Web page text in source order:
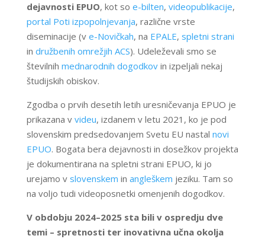
dejavnosti EPUO, kot so e-bilten, videopublikacije,
portal Poti izpopolnjevanja, različne vrste
diseminacije (v e-Novičkah, na EPALE, spletni strani
in družbenih omrežjih ACS). Udeleževali smo se
številnih mednarodnih dogodkovin izpeljali nekaj
študijskih obiskov.
Zgodba o prvih desetih letih uresničevanja EPUO je
prikazana v videu, izdanem v letu 2021, ko je pod
slovenskim predsedovanjem Svetu EU nastal novi
EPUO. Bogata bera dejavnosti in dosežkov projekta
je dokumentirana na spletni strani EPUO, ki jo
urejamo v slovenskem in angleškem jeziku. Tam so
na voljo tudi videoposnetki omenjenih dogodkov.
V obdobju 2024–2025 sta bili v ospredju dve
temi – spretnosti ter inovativna učna okolja